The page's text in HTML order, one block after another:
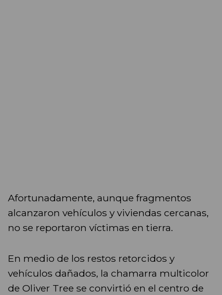
Afortunadamente, aunque fragmentos
alcanzaron vehículos y viviendas cercanas,
no se reportaron víctimas en tierra.
En medio de los restos retorcidos y
vehículos dañados, la chamarra multicolor
de Oliver Tree se convirtió en el centro de